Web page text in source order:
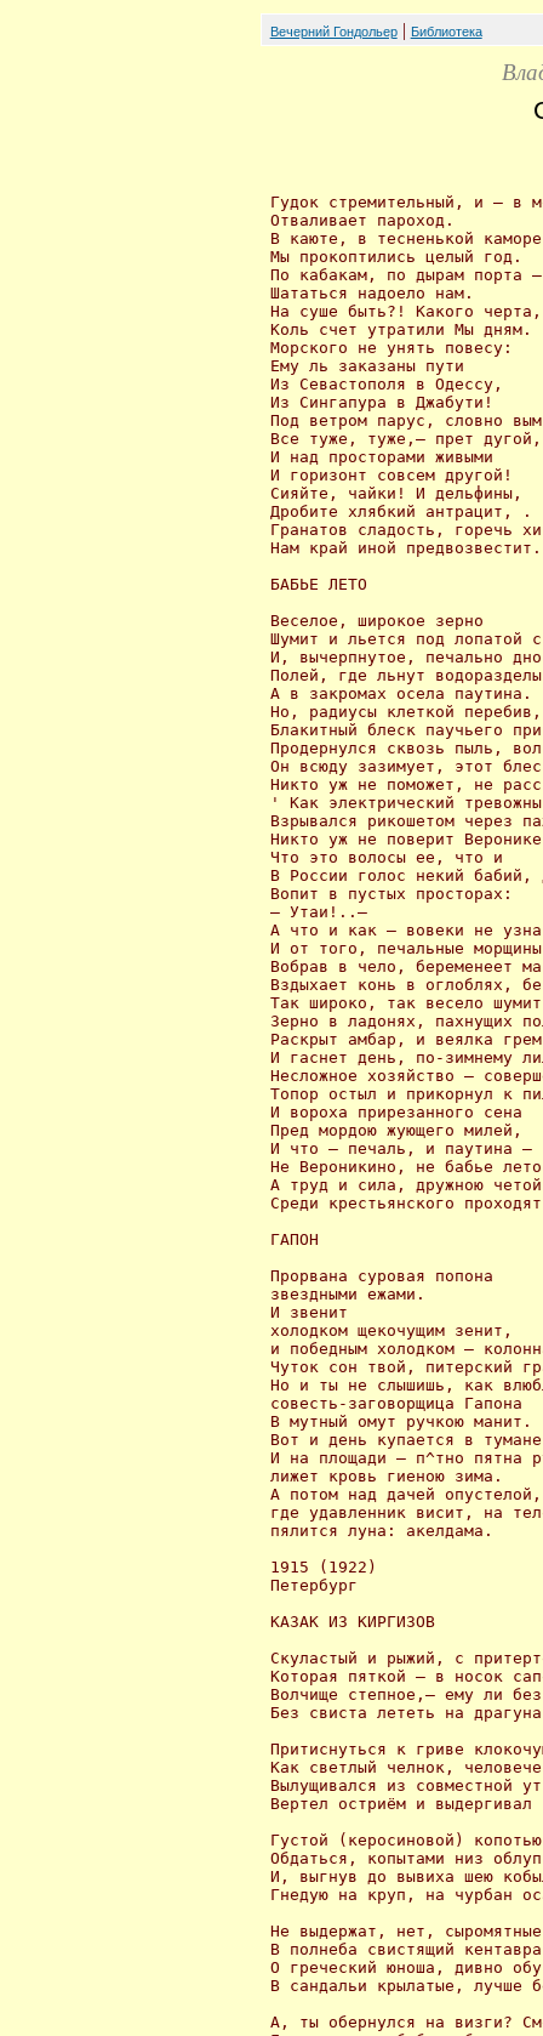
Вечерний Гондольер| Библиотека
Гудок стремительный, и — в
Отваливает пароход.
В каюте, в тесненькой каморе
Мы прокоптились целый год.
По кабакам, по дырам порта —
Шататься надоело нам.
На суше быть?! Какого черта,
Коль счет утратили Мы дням.
Морского не унять повесу:
Ему ль заказаны пути
Из Севастополя в Одессу,
Из Сингапура в Джабути!
Под ветром парус, словно
Все туже, туже,— прет дугой,
И над просторами живыми
И горизонт совсем другой!
Сияйте, чайки! И дельфины,
Дробите хлябкий антрацит, .
Гранатов сладость, горечь
Нам край иной
БАБЬЕ ЛЕТО
Веселое, широкое зерно
Шумит и льется под лопатой
И, вычерпнутое, печально дно
Полей, где льнут
А в закромах осела паутина.
Но, радиусы клеткой перебив,
Блакитный блеск паучьего
Продернулся сквозь пыль,
Он всюду зазимует, этот
Никто уж не поможет, не
' Как электрический
Взрывался рикошетом через
Никто уж не поверит
Что это волосы ее, что и
В России голос некий бабий,
Вопит в пустых просторах:
— Утаи!..—
А что и как — вовеки не
И от того, печальные морщины
Вобрав в чело, беременеет
Вздыхает конь в оглоблях,
Так широко, так весело шумит
Зерно в ладонях, пахнущих
Раскрыт амбар, и веялка
И гаснет день, по-зимнему
Несложное хозяйство —
Топор остыл и прикорнул к
И вороха прирезанного сена
Пред мордою жующего милей,
И что — печаль, и паутина —
Не Вероникино, не бабье
А труд и сила, дружною
Среди крестьянского
ГАПОН
Прорвана суровая попона
звездными ежами.
И звенит
холодком щекочущим зенит,
и победным холодком —
Чуток сон твой, питерский
Но и ты не слышишь, как
совесть-заговорщица Гапона
В мутный омут ручкою манит.
Вот и день купается в
И на площади — п^тно пятна
лижет кровь гиеною зима.
А потом над дачей опустелой,
где удавленник висит, на
пялится луна: акелдама.
1915 (1922)
Петербург
КАЗАК ИЗ КИРГИЗОВ
Скуластый и рыжий, с
Которая пяткой — в носок
Волчище степное,— ему ли
Без свиста лететь на
Притиснуться к гриве
Как светлый челнок,
Вылущивался из совместной
Вертел остриём и выдергивал
Густой (керосиновой)
Обдаться, копытами низ
И, выгнув до вывиха шею
Гнедую на круп, на чурбан
Не выдержат, нет,
В полнеба свистящий
О греческий юноша, дивно
В сандальи крылатые, лучше
А, ты обернулся на визги?